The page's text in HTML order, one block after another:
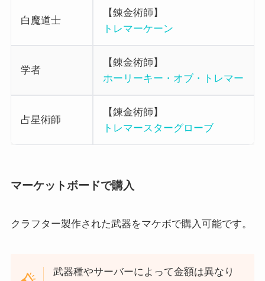
白魔道士
【錬金術師】
トレマーケーン
学者
【錬金術師】
ホーリーキー・オブ・トレマー
占星術師
【錬金術師】
トレマースターグローブ
マーケットボードで購入
クラフター製作された武器をマケボで購入可能です。
武器種やサーバーによって金額は異なり